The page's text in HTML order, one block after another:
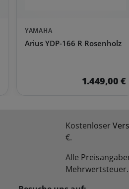
YAMAHA
Arius YDP-166 R Rosenholz
1.449,00 €
Kostenloser
€.
Alle
Mehrwertsteuer.